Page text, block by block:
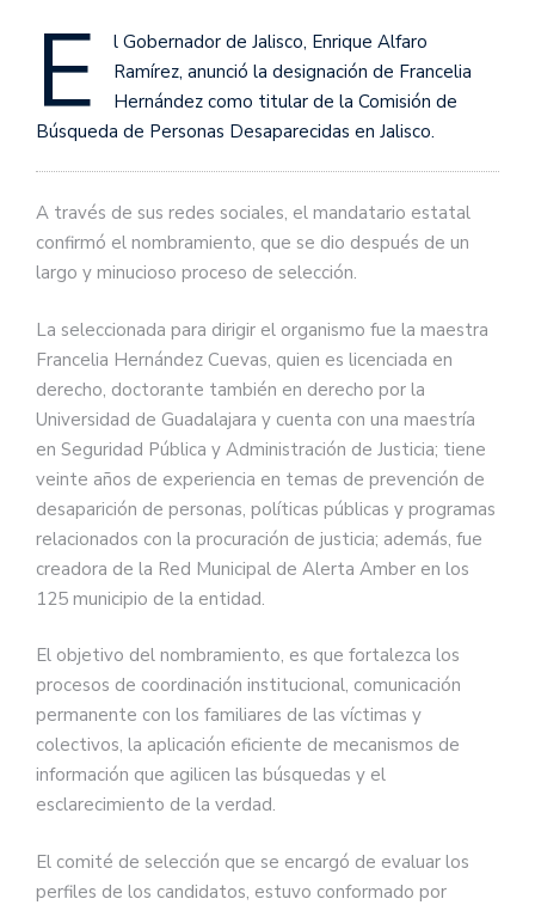
E
l Gobernador de Jalisco, Enrique Alfaro
Ramírez, anunció la designación de Francelia
Hernández como titular de la Comisión de
Búsqueda de Personas Desaparecidas en Jalisco.
A través de sus redes sociales, el mandatario estatal
confirmó el nombramiento, que se dio después de un
largo y minucioso proceso de selección.
La seleccionada para dirigir el organismo fue la maestra
Francelia Hernández Cuevas, quien es licenciada en
derecho, doctorante también en derecho por la
Universidad de Guadalajara y cuenta con una maestría
en Seguridad Pública y Administración de Justicia; tiene
veinte años de experiencia en temas de prevención de
desaparición de personas, políticas públicas y programas
relacionados con la procuración de justicia; además, fue
creadora de la Red Municipal de Alerta Amber en los
125 municipio de la entidad.
El objetivo del nombramiento, es que fortalezca los
procesos de coordinación institucional, comunicación
permanente con los familiares de las víctimas y
colectivos, la aplicación eficiente de mecanismos de
información que agilicen las búsquedas y el
esclarecimiento de la verdad.
El comité de selección que se encargó de evaluar los
perfiles de los candidatos, estuvo conformado por